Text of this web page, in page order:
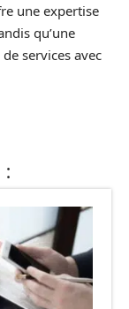
une expertise
qu’une
services avec